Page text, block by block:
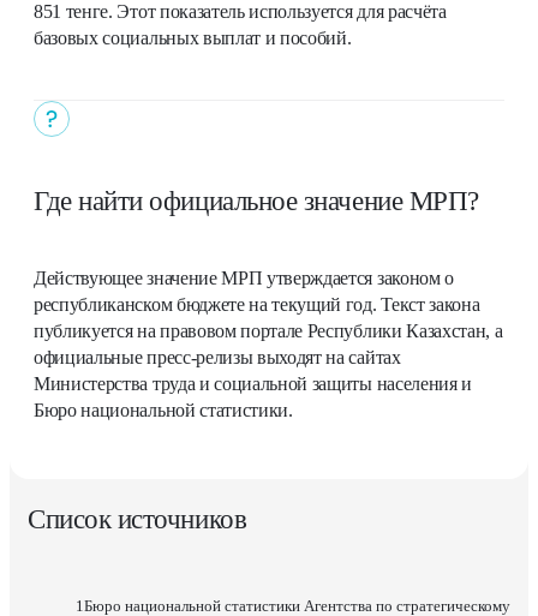
851 тенге. Этот показатель используется для расчёта
базовых социальных выплат и пособий.
Где найти официальное значение МРП?
Действующее значение МРП утверждается законом о
республиканском бюджете на текущий год. Текст закона
публикуется на правовом портале Республики Казахстан, а
официальные пресс-релизы выходят на сайтах
Министерства труда и социальной защиты населения и
Бюро национальной статистики.
Список источников
Бюро национальной статистики Агентства по стратегическому